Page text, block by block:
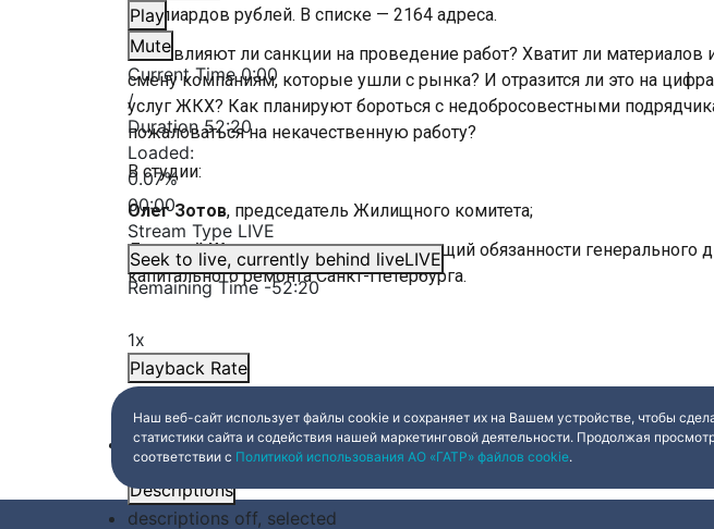
Play
Mute
Current Time0:00
/
Duration52:20
Loaded:
0.07%
00:00
Stream Type LIVE
Seek to live, currently behind liveLIVE
Remaining Time-52:20
1x
Playback Rate
Chapters
Chapters
Descriptions
descriptions off, selected
миллиардов рублей. В списке — 2164 адреса.
Не повлияют ли санкции на проведение работ? Хватит ли материалов
смену компаниям, которые ушли с рынка? И отразится ли это на
услуг ЖКХ? Как планируют бороться с недобросовестными
пожаловаться на некачественную работу?
В студии:
Олег Зотов, председатель Жилищного комитета;
Дмитрий Шутов, временно исполняющий обязанности генерального
капитального ремонта Санкт-Петербурга.
Наш веб-сайт использует файлы cookie и сохраняет их на Вашем устройстве, чтобы
статистики сайта и содействия нашей маркетинговой деятельности. Продолжая
соответствии с Политикой использования АО «ГАТР» файлов cookie.